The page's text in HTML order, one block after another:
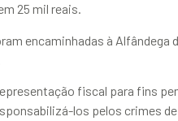
25 mil reais.
encaminhadas à Alfândega
fiscal para fins
los pelos crimes